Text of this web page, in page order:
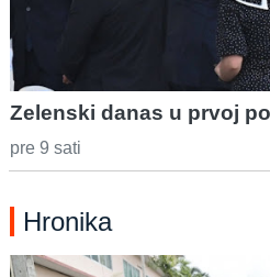
Zelenski danas u prvoj
pre 9 sati
Hronika